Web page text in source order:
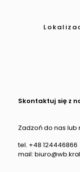
Skontaktuj się z
Zadzoń do nas lub
tel. +48 124446866
mail: